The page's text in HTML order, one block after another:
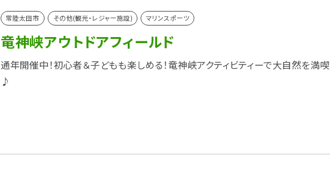
常陸太田市 その他(観光・レジャー施設) マリンスポーツ
竜神峡アウトドアフィールド
通年開催中！初心者＆子どもも楽しめる！竜神峡アクティビティーで大自然を満喫
♪